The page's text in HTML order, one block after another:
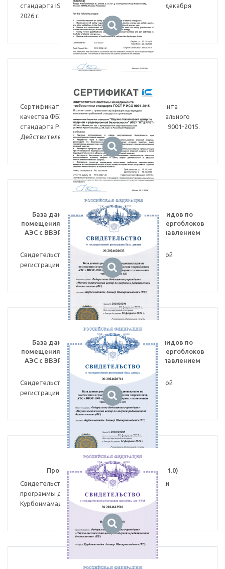
стандарта ISO 9001:2015. Действителен до 25 декабря
2026 г.
ГОСТ Р ИСО 9001-2015
Сертификат соответствия системы менеджмента
качества ФБУ «НТЦ ЯРБ» требованиям национального
стандарта Российской Федерации ГОСТ Р ИСО 9001-2015.
Действителен до 17 декабря 2026 г.
База данных распределения радионуклидов по
помещениям герметичного ограждения энергоблоков
АЭС с ВВЭР-1200 при тяжелых авариях с плавлением
топлива (версия 1.0)
Свидетельство №2024620633 о государственной
регистрации базы данных
База данных распределения радионуклидов по
помещениям герметичного ограждения энергоблоков
АЭС с ВВЭР-1000 при тяжелых авариях с плавлением
топлива (версия 1.0)
Свидетельство №2024620716 о государственной
регистрации базы данных
Программа для ЭВМ Памир (версия 1.0)
Свидетельство о государственной регистрации
программы для ЭВМ № 2024613510. Автор:
Курбонмамадов Алишер Шакармамадович.